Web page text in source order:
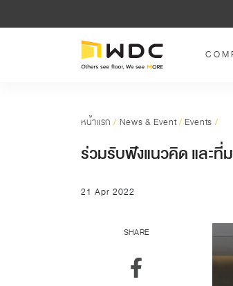
หน้าแรก / News & Event/ Events /
ร่วมรับฟังแนวคิด และที่
21 Apr 2022
SHARE